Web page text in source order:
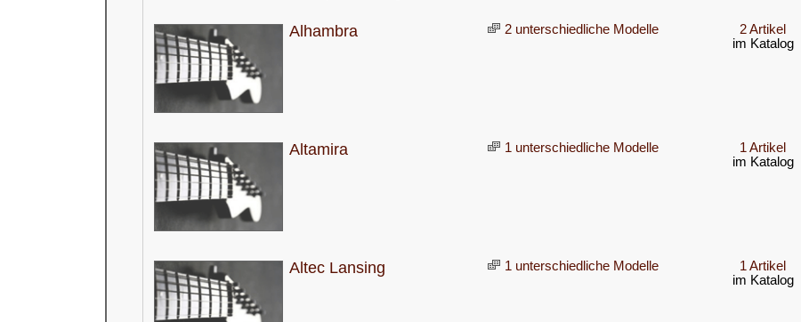
Alhambra 2 unterschiedliche Modelle
2 Artikel
im Katalog
Altamira 1 unterschiedliche Modelle
1 Artikel
im Katalog
Altec Lansing 1 unterschiedliche Modelle
1 Artikel
im Katalog